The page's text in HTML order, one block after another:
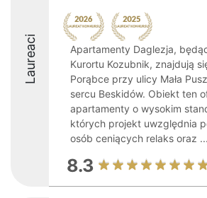
Laureaci
Apartamenty Daglezja,
Kurortu Kozubnik, znajdują
Porąbce przy ulicy Mała
sercu Beskidów. Obiekt ten
apartamenty o wysokim
których projekt uwzględnia
osób ceniących relaks oraz ...
8.3